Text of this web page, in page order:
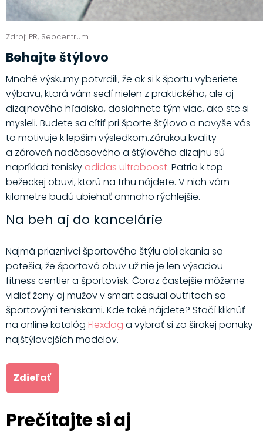
Zdroj: PR, Seocentrum
Behajte štýlovo
Mnohé výskumy potvrdili, že ak si k športu vyberiete
výbavu, ktorá vám sedí nielen z praktického, ale aj
dizajnového hľadiska, dosiahnete tým viac, ako ste si
mysleli. Budete sa cítiť pri športe štýlovo a navyše vás
to motivuje k lepším výsledkom.Zárukou kvality
a zároveň nadčasového a štýlového dizajnu sú
napríklad tenisky adidas ultraboost. Patria k top
bežeckej obuvi, ktorú na trhu nájdete. V nich vám
kilometre budú ubiehať omnoho rýchlejšie.
Na beh aj do kancelárie
Najmä priaznivci športového štýlu obliekania sa
potešia, že športová obuv už nie je len výsadou
fitness centier a športovísk. Čoraz častejšie môžeme
vidieť ženy aj mužov v smart casual outfitoch so
športovými teniskami. Kde také nájdete? Stačí kliknúť
na online katalóg Flexdog a vybrať si zo širokej ponuky
najštýlovejších modelov.
Zdieľať
Prečítajte si aj